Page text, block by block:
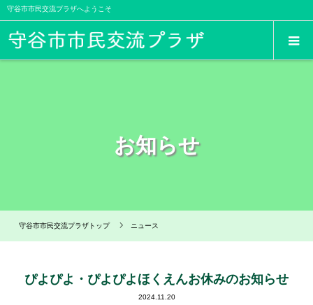
守谷市市民交流プラザへようこそ
お知らせ
守谷市市民交流プラザトップ ニュース
ぴよぴよ・ぴよぴよほくえんお休みのお知らせ
2024.11.20